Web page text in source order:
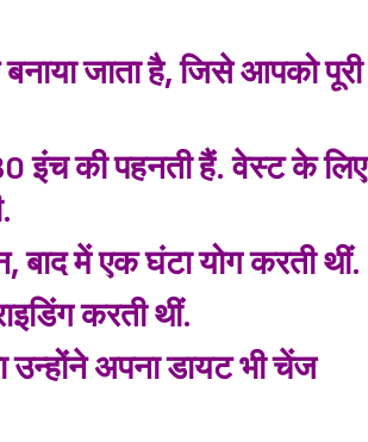
जाता है, जिसे आपको पूरी
इंच की पहनती हैं. वेस्ट के लिए
में एक घंटा योग करती थीं.
करती थीं.
उन्होंने अपना डायट भी चेंज